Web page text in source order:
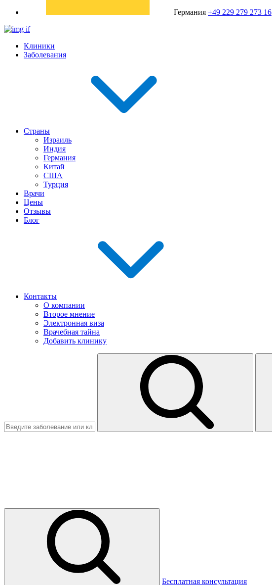
Германия +49 229 279 273 16
Клиники
Заболевания
Страны
Израиль
Индия
Германия
Китай
США
Турция
Врачи
Цены
Отзывы
Блог
Контакты
О компании
Второе мнение
Электронная виза
Врачебная тайна
Добавить клинику
Бесплатная консультация